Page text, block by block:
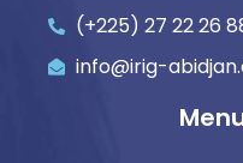
(+225) 27 22 26
info@irig-